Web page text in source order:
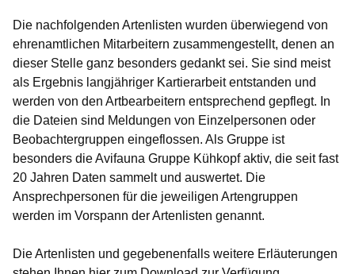
Die nachfolgenden Artenlisten wurden überwiegend von
ehrenamtlichen Mitarbeitern zusammengestellt, denen an
dieser Stelle ganz besonders gedankt sei. Sie sind meist
als Ergebnis langjähriger Kartierarbeit entstanden und
werden von den Artbearbeitern entsprechend gepflegt. In
die Dateien sind Meldungen von Einzelpersonen oder
Beobachtergruppen eingeflossen. Als Gruppe ist
besonders die Avifauna Gruppe Kühkopf aktiv, die seit fast
20 Jahren Daten sammelt und auswertet. Die
Ansprechpersonen für die jeweiligen Artengruppen
werden im Vorspann der Artenlisten genannt.
Die Artenlisten und gegebenenfalls weitere Erläuterungen